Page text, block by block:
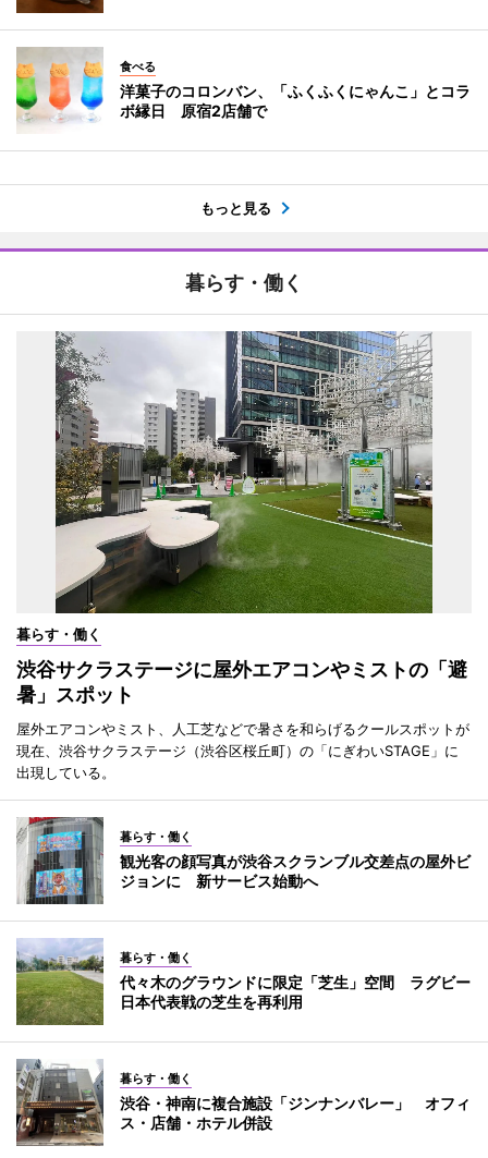
食べる
洋菓子のコロンバン、「ふくふくにゃんこ」とコラ
ボ縁日 原宿2店舗で
もっと見る
暮らす・働く
暮らす・働く
渋谷サクラステージに屋外エアコンやミストの「避
暑」スポット
屋外エアコンやミスト、人工芝などで暑さを和らげるクールスポットが
現在、渋谷サクラステージ（渋谷区桜丘町）の「にぎわいSTAGE」に
出現している。
暮らす・働く
観光客の顔写真が渋谷スクランブル交差点の屋外ビ
ジョンに 新サービス始動へ
暮らす・働く
代々木のグラウンドに限定「芝生」空間 ラグビー
日本代表戦の芝生を再利用
暮らす・働く
渋谷・神南に複合施設「ジンナンバレー」 オフィ
ス・店舗・ホテル併設